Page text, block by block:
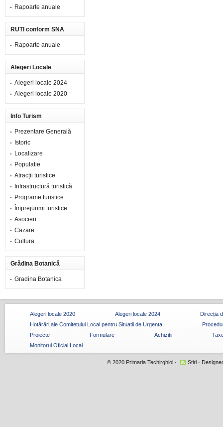
Rapoarte anuale
RUTI conform SNA
Rapoarte anuale
Alegeri Locale
Alegeri locale 2024
Alegeri locale 2020
Info Turism
Prezentare Generală
Istoric
Localizare
Populatie
Atracții turistice
Infrastructură turistică
Programe turistice
Împrejurimi turistice
Asocieri
Cazare
Cultura
Grădina Botanică
Gradina Botanica
Alegeri locale 2020 Alegeri locale 2024
Direcția
Hotărâri ale Comitetului Local pentru Situatii de Urgenta
Proiecte
Formulare Achizitii
Monitorul Oficial Local
© 2020 Primaria Techirghiol· Stiri·